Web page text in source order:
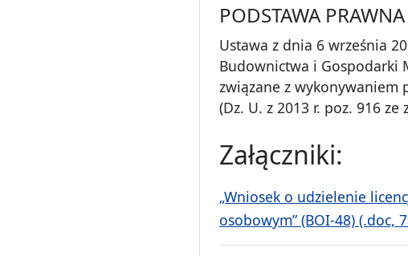
PODSTAWA PRAWNA
Ustawa z dnia 6 września
Budownictwa i Gospodarki
związane z
(Dz. U. z 2013 r. poz. 916 ze
Załączniki:
„Wniosek o udzielenie
osobowym” (BOI-48) (.doc,